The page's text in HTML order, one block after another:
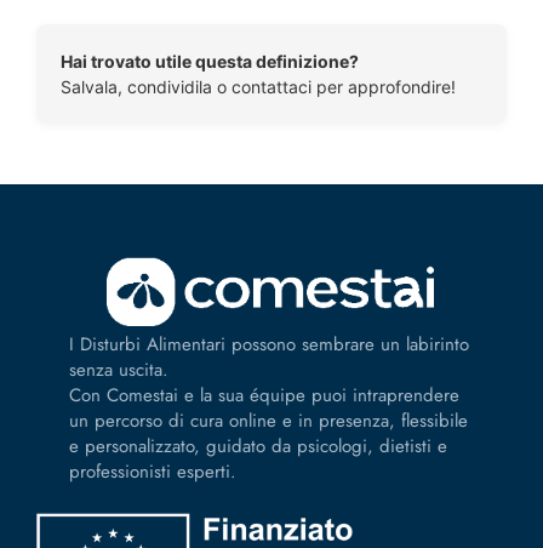
Hai trovato utile questa definizione?
Salvala, condividila o contattaci per approfondire!
I Disturbi Alimentari possono sembrare un labirinto
senza uscita.
Con Comestai e la sua équipe puoi intraprendere
un percorso di cura online e in presenza, flessibile
e personalizzato, guidato da psicologi, dietisti e
professionisti esperti.